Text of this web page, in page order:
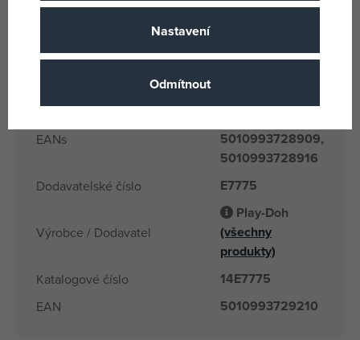
Materiál Modelína, plast
Věk od 3 let
EANs
5010993728909,
5010993728916
Dodavatelské číslo E7775
Výrobce / Dodavatel
Play-Doh
(všechny
produkty)
Katalogové číslo 14E7775
EAN 5010993729210
Nastavení
Odmítnout